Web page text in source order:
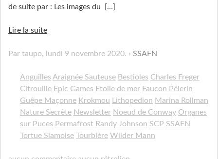
de suite par : Les images du
[…]
Lire la suite
Par taupo, lundi 9 novembre 2020. SSAFN
Anguilles Araignée Sauteuse Bestioles Charles Freger
Citrouille Epic Games Etoile de mer Faucon Pélerin
Guêpe Maçonne Krokmou Lithopedion Marina Rollman
Nature Secrète Newsletter Noeud de Conway Organes
sur Puces Permafrost Randy Johnson SCP SSAFN
Tortue Siamoise Tourbière Wilder Mann